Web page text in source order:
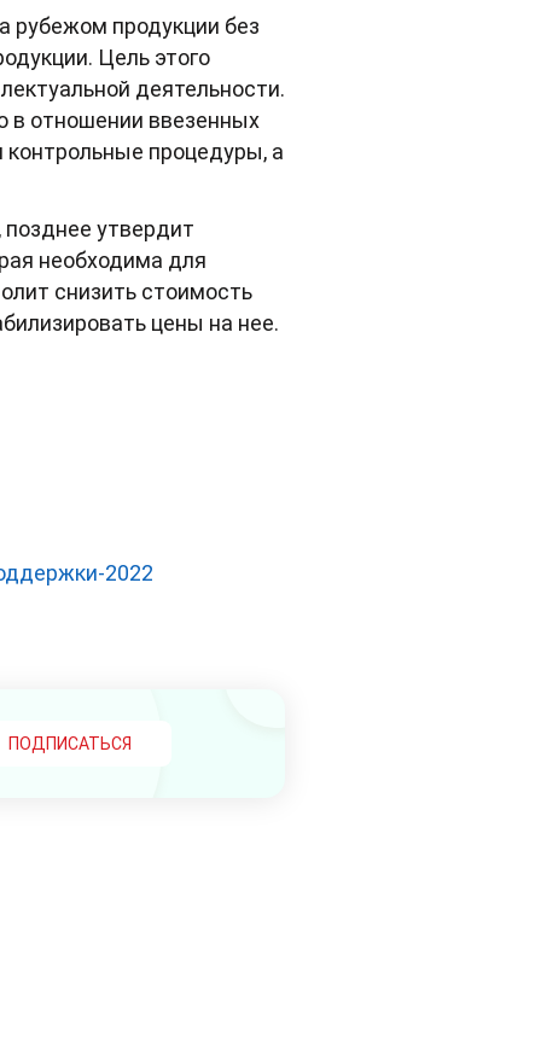
рубежом продукции без
Цель этого
деятельности.
в отношении ввезенных
процедуры, а
утвердит
необходима для
снизить стоимость
цены на нее.
2022
ПОДПИСАТЬСЯ